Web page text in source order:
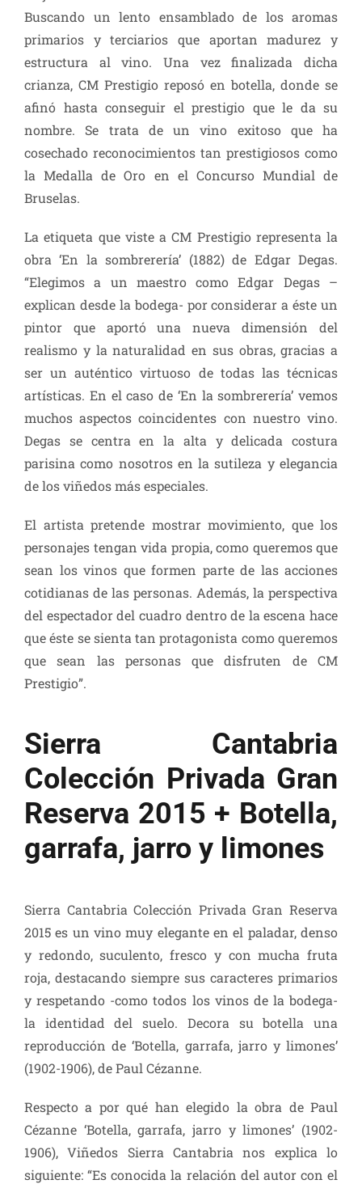
Buscando un lento ensamblado de los aromas
primarios y terciarios que aportan madurez y
estructura al vino. Una vez finalizada dicha
crianza, CM Prestigio reposó en botella, donde se
afinó hasta conseguir el prestigio que le da su
nombre. Se trata de un vino exitoso que ha
cosechado reconocimientos tan prestigiosos como
la Medalla de Oro en el Concurso Mundial de
Bruselas.
La etiqueta que viste a CM Prestigio representa la
obra ‘En la sombrerería’ (1882) de Edgar Degas.
“Elegimos a un maestro como Edgar Degas –
explican desde la bodega- por considerar a éste un
pintor que aportó una nueva dimensión del
realismo y la naturalidad en sus obras, gracias a
ser un auténtico virtuoso de todas las técnicas
artísticas. En el caso de ‘En la sombrerería’ vemos
muchos aspectos coincidentes con nuestro vino.
Degas se centra en la alta y delicada costura
parisina como nosotros en la sutileza y elegancia
de los viñedos más especiales.
El artista pretende mostrar movimiento, que los
personajes tengan vida propia, como queremos que
sean los vinos que formen parte de las acciones
cotidianas de las personas. Además, la perspectiva
del espectador del cuadro dentro de la escena hace
que éste se sienta tan protagonista como queremos
que sean las personas que disfruten de CM
Prestigio”.
Sierra Cantabria
Colección Privada Gran
Reserva 2015 + Botella,
garrafa, jarro y limones
Sierra Cantabria Colección Privada Gran Reserva
2015 es un vino muy elegante en el paladar, denso
y redondo, suculento, fresco y con mucha fruta
roja, destacando siempre sus caracteres primarios
y respetando -como todos los vinos de la bodega-
la identidad del suelo. Decora su botella una
reproducción de ‘Botella, garrafa, jarro y limones’
(1902-1906), de Paul Cézanne.
Respecto a por qué han elegido la obra de Paul
Cézanne ‘Botella, garrafa, jarro y limones’ (1902-
1906), Viñedos Sierra Cantabria nos explica lo
siguiente: “Es conocida la relación del autor con el